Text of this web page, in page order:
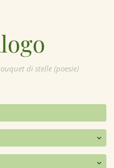
di stelle (poesie)